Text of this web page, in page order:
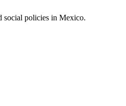
social policies in Mexico.